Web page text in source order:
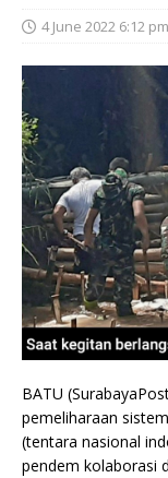
4 June 2022 6:12 pm
BATU
pemeliharaan
(tentara nasional
pendem kolaborasi